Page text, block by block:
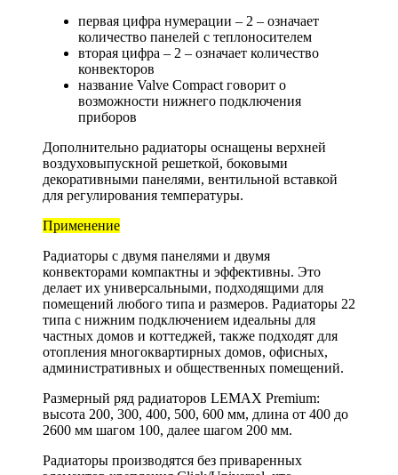
первая цифра нумерации – 2 – означает
количество панелей с теплоносителем
вторая цифра – 2 – означает количество
конвекторов
название Valve Compact говорит о
возможности нижнего подключения
приборов
Дополнительно радиаторы оснащены верхней
воздуховыпускной решеткой, боковыми
декоративными панелями, вентильной вставкой
для регулирования температуры.
Применение
Радиаторы с двумя панелями и двумя
конвекторами компактны и эффективны. Это
делает их универсальными, подходящими для
помещений любого типа и размеров. Радиаторы 22
типа с нижним подключением идеальны для
частных домов и коттеджей, также подходят для
отопления многоквартирных домов, офисных,
административных и общественных помещений.
Размерный ряд радиаторов LEMAX Premium:
высота 200, 300, 400, 500, 600 мм, длина от 400 до
2600 мм шагом 100, далее шагом 200 мм.
Радиаторы производятся без приваренных